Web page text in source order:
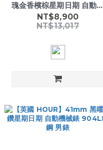
瑰金香檳棕星期日期 自動機
械錶 904L精鋼 男錶
NT$8,900
NT$13,017